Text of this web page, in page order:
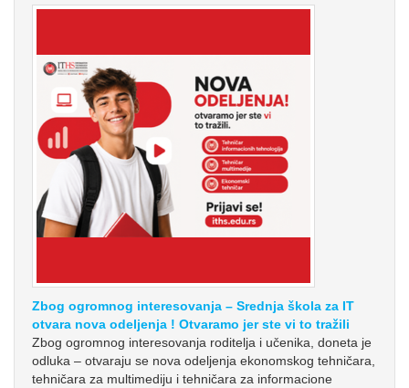
Zbog ogromnog interesovanja – Srednja škola za IT
otvara nova odeljenja ! Otvaramo jer ste vi to tražili
Zbog ogromnog interesovanja roditelja i učenika, doneta je
odluka – otvaraju se nova odeljenja ekonomskog tehničara,
tehničara za multimediju i tehničara za informacione